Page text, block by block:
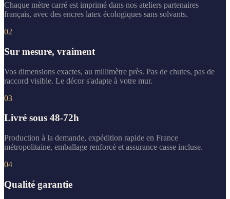
Chaque mètre carré est imprimé dans nos ateliers partenaires
français, avec des encres latex écologiques sans solvants.
02
Sur mesure, vraiment
Vos dimensions exactes, au millimètre près. Pas de chutes, pas de
raccord visible. Le décor s'adapte à votre mur.
03
Livré sous 48-72h
Production à la demande, expédition rapide en France
métropolitaine, emballage renforcé et assurance casse incluse.
04
Qualité garantie